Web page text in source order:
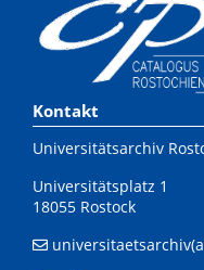
Kontakt
Universitätsarchiv
Universitätsplatz 1
18055 Rostock